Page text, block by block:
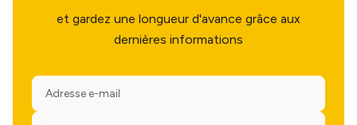
et gardez une longueur d'avance grâce aux
dernières informations